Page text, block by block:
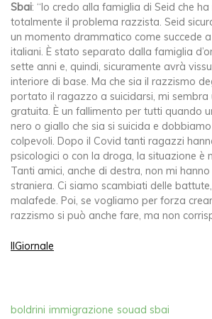
Sbai: “Io credo alla famiglia di Seid che
totalmente il problema razzista. Seid
un momento drammatico come succede
italiani. È stato separato dalla famiglia
sette anni e, quindi, sicuramente avrà
interiore di base. Ma che sia il razzismo
portato il ragazzo a suicidarsi, mi sembra
gratuita. È un fallimento per tutti quando
nero o giallo che sia si suicida e
colpevoli. Dopo il Covid tanti ragazzi
psicologici o con la droga, la situazione è
Tanti amici, anche di destra, non mi
straniera. Ci siamo scambiati delle
malafede. Poi, se vogliamo per forza
razzismo si può anche fare, ma non
IlGiornale
boldrini immigrazione souad sbai